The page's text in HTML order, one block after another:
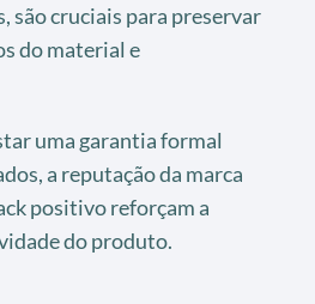
são cruciais para preservar
do material e
uma garantia formal
a reputação da marca
positivo reforçam a
do produto.